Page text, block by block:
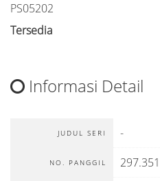
PS05202
Tersedia
Informasi Detail
JUDUL SERI -
NO. PANGGIL